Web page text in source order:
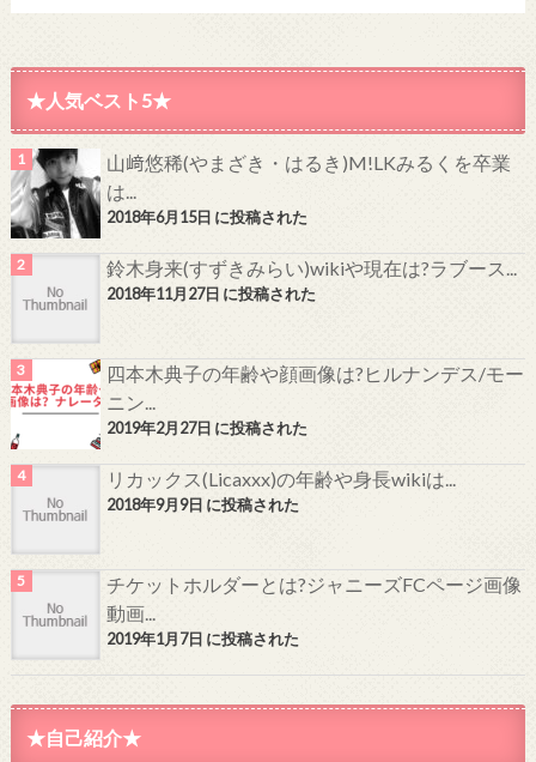
★人気ベスト5★
山﨑悠稀(やまざき・はるき)M!LKみるくを卒業
は...
2018年6月15日 に投稿された
鈴木身来(すずきみらい)wikiや現在は?ラブース...
2018年11月27日 に投稿された
四本木典子の年齢や顔画像は?ヒルナンデス/モー
ニン...
2019年2月27日 に投稿された
リカックス(Licaxxx)の年齢や身長wikiは...
2018年9月9日 に投稿された
チケットホルダーとは?ジャニーズFCページ画像
動画...
2019年1月7日 に投稿された
★自己紹介★